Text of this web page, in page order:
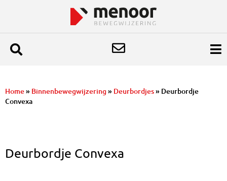
Home» Binnenbewegwijzering» Deurbordjes» Deurbordje
Convexa
Deurbordje Convexa